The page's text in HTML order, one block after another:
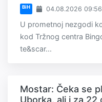
BiH 04.08.2026 09:56
U prometnoj nezgodi
kod Tržnog centra
te&scar...
Mostar: Čeka se
Uborka, ali i za